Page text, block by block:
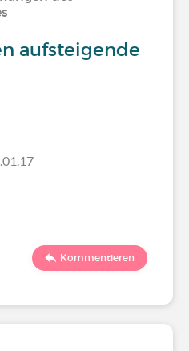
aufsteigende
Kommentieren